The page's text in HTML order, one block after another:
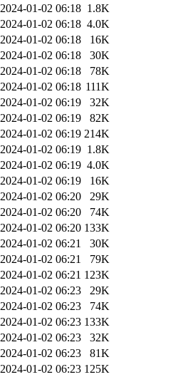
2024-01-02 06:18 1.8K
2024-01-02 06:18 4.0K
2024-01-02 06:18
16K
2024-01-02 06:18
30K
2024-01-02 06:18
78K
2024-01-02 06:18 111K
2024-01-02 06:19
32K
2024-01-02 06:19
82K
2024-01-02 06:19 214K
2024-01-02 06:19 1.8K
2024-01-02 06:19 4.0K
2024-01-02 06:19
16K
2024-01-02 06:20
29K
2024-01-02 06:20
74K
2024-01-02 06:20 133K
2024-01-02 06:21
30K
2024-01-02 06:21
79K
2024-01-02 06:21 123K
2024-01-02 06:23
29K
2024-01-02 06:23
74K
2024-01-02 06:23 133K
2024-01-02 06:23
32K
2024-01-02 06:23
81K
2024-01-02 06:23 125K